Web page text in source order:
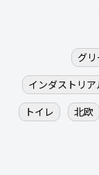
グ
インダストリ
トイレ
北欧